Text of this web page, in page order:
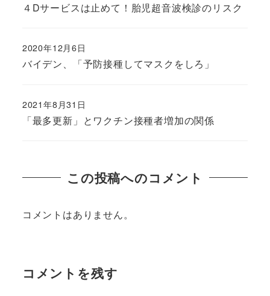
４Dサービスは止めて！胎児超音波検診のリスク
バイデン、「予防接種してマスクをしろ」
2020年12月6日
「最多更新」とワクチン接種者増加の関係
2021年8月31日
この投稿へのコメント
コメントはありません。
コメントを残す